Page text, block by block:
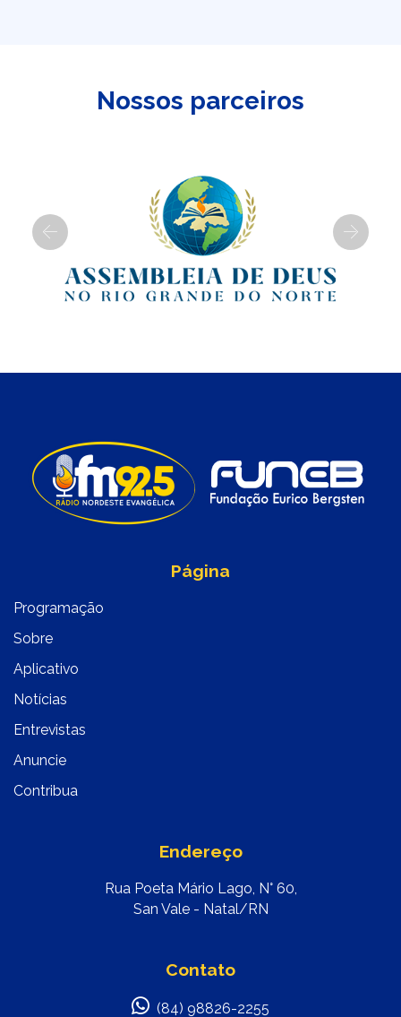
Nossos parceiros
Previous Next
Página
Programação
Sobre
Aplicativo
Notícias
Entrevistas
Anuncie
Contribua
Endereço
Rua Poeta Mário Lago, N° 60,
San Vale - Natal/RN
Contato
(84) 98826-2255